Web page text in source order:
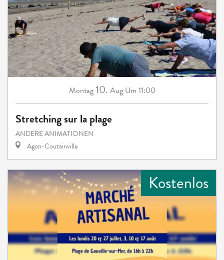
Montag 10. Aug Um 11:00
Stretching sur la plage
ANDERE ANIMATIONEN
Agon-Coutainville
Kostenlos